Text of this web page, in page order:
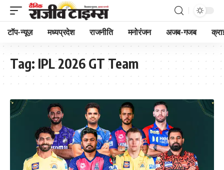
टॉप-न्यूज़ मध्यप्रदेश राजनीति मनोरंजन अजब-गजब
Tag: IPL 2026 GT Team